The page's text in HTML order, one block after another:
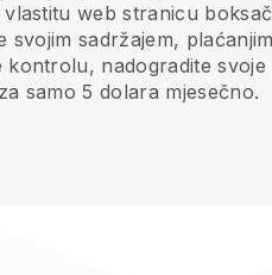
web stranicu
svojim sadržajem,
kontrolu, nadogradite
samo 5 dolara mjesečno.